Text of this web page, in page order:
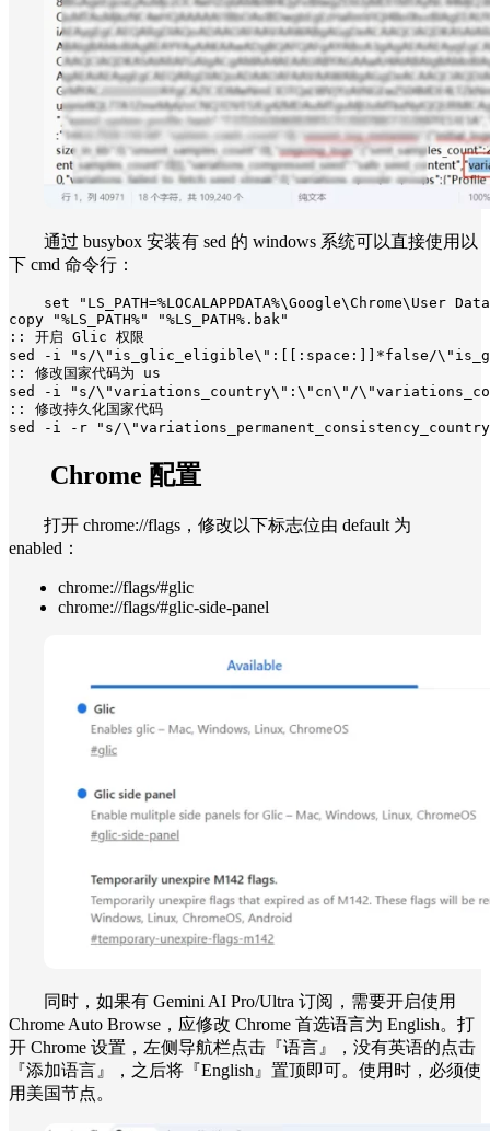
通过 busybox 安装有 sed 的 windows 系统可以直接使用以
下 cmd 命令行：
set "LS_PATH=%LOCALAPPDATA%\Google\Chrome\User
copy "%LS_PATH%" "%LS_PATH%.bak"
:: 开启 Glic 权限
sed -i "s/\"is_glic_eligible\":[[:space:]]*false/
:: 修改国家代码为 us
sed -i "s/\"variations_country\":\"cn\"/
:: 修改持久化国家代码
sed -i -r "s/
Chrome 配置
打开 chrome://flags，修改以下标志位由 default 为
enabled：
chrome://flags/#glic
chrome://flags/#glic-side-panel
同时，如果有 Gemini AI Pro/Ultra 订阅，需要开启使用
Chrome Auto Browse，应修改 Chrome 首选语言为 English。打
开 Chrome 设置，左侧导航栏点击『语言』，没有英语的点击
『添加语言』，之后将『English』置顶即可。使用时，必须使
用美国节点。